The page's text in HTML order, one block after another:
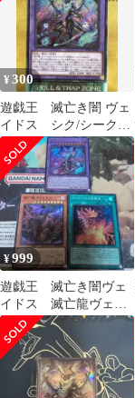
¥300
遊戯王 滅亡き闇 ヴェ
イドス シク/シークレ
ットレア 1枚
¥999
遊戯王 滅亡き闇ヴェ
イドス 滅亡龍ヴェイ
ドス ヴェイドスの目
覚め